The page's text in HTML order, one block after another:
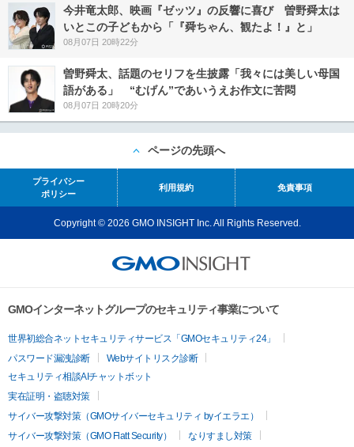
今井竜太郎、映画『ゼッツ』の反響に喜び 曽野舜太は
いとこの子どもから「『舜ちゃん、観たよ！』と」
08月07日 20時22分
曽野舜太、話題のセリフを生披露「我々には美しい母国
語がある」 “むげん”であいうえお作文に苦悶
08月07日 20時20分
ページの先頭へ
プライバシー
ポリシー
利用規約 免責事項
Copyright © 2026 GMO INSIGHT Inc. All Rights Reserved.
GMOインターネットグループのセキュリティ事業について
世界初総合ネットセキュリティサービス「GMOセキュリティ24」
パスワード漏洩診断
Webサイトリスク診断
セキュリティ相談AIチャットボット
実在証明・盗聴対策
サイバー攻撃対策（GMOサイバーセキュリティ byイエラエ）
サイバー攻撃対策（GMO Flatt Security）
なりすまし対策